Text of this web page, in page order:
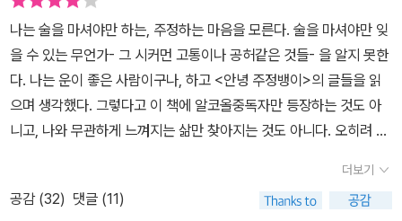
어나시길,그리하여 권여선 님의 다음 소설들은 적당히 경쾌하길 기대
해본다.
다 따듯한 약 냄새 때문에 헛구역질이 났다. 숙취보다 견디기 힘든 악
취여서 수면제를 중단하고 대신에 밤에 술을 마셨다. 술맛을 좌우하
는 것은 안주가 아니라 공복이었다. 주정뱅이는 결핍의 본질을 누구
보다도 잘안다. 공복일수록 알코올에서 단맛이 난다는 사실. ​결핍의
시간이 늘어날수록 몸이 알코올을 쪽쪽 빨아들인다는 사실. 홀짝, 홀
짝, 호오올짝 마시다 보니 어느덧 술 없이는 잠을 이룰 수가 없었
다. 물은 몸을 차갑게 만들고 술은 몸을 뜨겁게 만드는 법. 더운 여름
에 술을 마신다는 것은 불난 집에 부채질을 하는 꼴이어서 다음날 아
나는 술을 마셔야만 하는, 주정하는 마음을 모른다. 술을 마셔야만 잊
을 수 있는 무언가- 그 시커먼 고통이나 공허같은 것들- 을 알지 못한
다. 나는 운이 좋은 사람이구나, 하고 <안녕 주정뱅이>의 글들을 읽
으며 생각했다. 그렇다고 이 책에 알코올중독자만 등장하는 것도 아
니고, 나와 무관하게 느껴지는 삶만 찾아지는 것도 아니다. 오히려 누
라고, 삶은 그리 예측 가능하지 않다고 경고하는 듯 하다. 「봄밤」에 등
장하는 영경은 진성 알코올중독자다. 아이를 빼앗긴 후 시작된 알코
더보기
공감 (32) 댓글 (11)